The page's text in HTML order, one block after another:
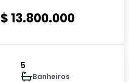
13.800.000
5
Banheiros